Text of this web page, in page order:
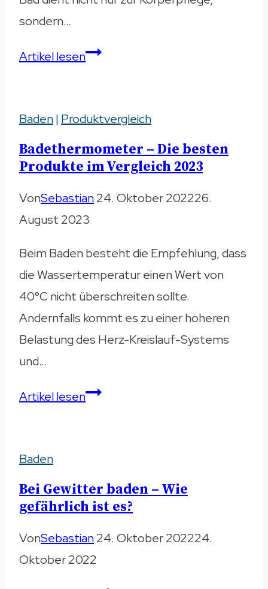
sondern…
Artikel lesenMit
–
musst
achten
Baden| Produktvergleich
Badethermometer – Die besten
Produkte im Vergleich 2023
VonSebastian24. Oktober 202226.
August 2023
Beim Baden besteht die Empfehlung, dass
die Wassertemperatur einen Wert von
40°C nicht überschreiten sollte.
Andernfalls kommt es zu einer höheren
Belastung des Herz-Kreislauf-Systems
und…
Artikel lesenBadethermometer
Produkte
im
2023
Baden
Bei Gewitter baden – Wie
gefährlich ist es?
VonSebastian24. Oktober 202224.
Oktober 2022